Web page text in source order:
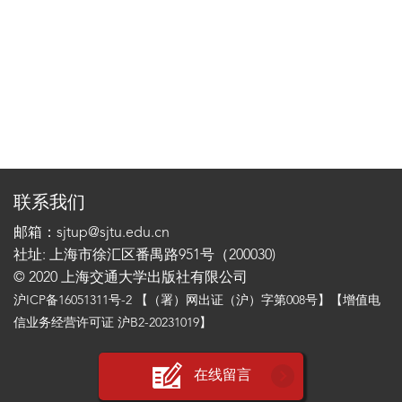
联系我们
邮箱：sjtup@sjtu.edu.cn
社址: 上海市徐汇区番禺路951号（200030)
© 2020 上海交通大学出版社有限公司
沪ICP备16051311号-2 【（署）网出证（沪）字第008号】【增值电
信业务经营许可证 沪B2-20231019】
在线留言